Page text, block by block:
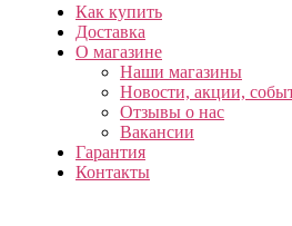
Как купить
Доставка
О магазине
Наши магазины
Новости, акции,
Отзывы о нас
Вакансии
Гарантия
Контакты